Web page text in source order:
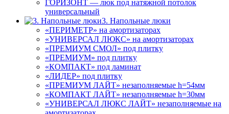
ГОРИЗОНТ — люк под натяжной потолок
универсальный
3. Напольные люки
«ПЕРИМЕТР» на амортизаторах
«УНИВЕРСАЛ ЛЮКС» на амортизаторах
«ПРЕМИУМ СМОЛ» под плитку
«ПРЕМИУМ» под плитку
«КОМПАКТ» под ламинат
«ЛИДЕР» под плитку
«ПРЕМИУМ ЛАЙТ» незаполняемые h=54мм
«КОМПАКТ ЛАЙТ» незаполняемые h=30мм
«УНИВЕРСАЛ ЛЮКС ЛАЙТ» незаполняемые на